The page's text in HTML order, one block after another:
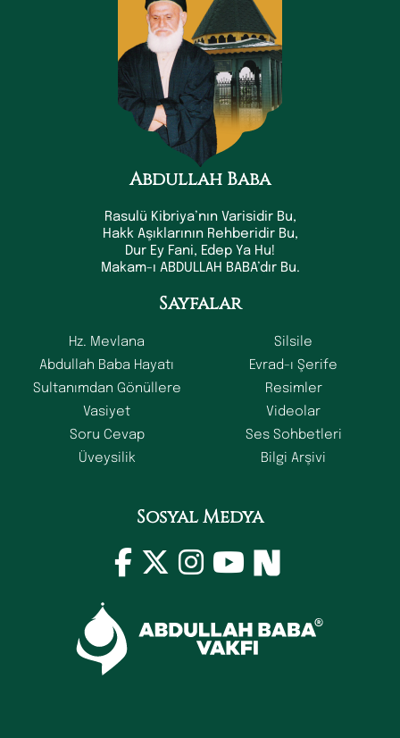
Abdullah Baba
Rasulü Kibriya’nın Varisidir Bu,
Hakk Aşıklarının Rehberidir Bu,
Dur Ey Fani, Edep Ya Hu!
Makam-ı ABDULLAH BABA’dır Bu.
Sayfalar
Hz. Mevlana
Abdullah Baba Hayatı
Sultanımdan Gönüllere
Vasiyet
Soru Cevap
Üveysilik
Silsile
Evrad-ı Şerife
Resimler
Videolar
Ses Sohbetleri
Bilgi Arşivi
Sosyal Medya